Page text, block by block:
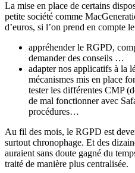
La mise en place de certains
petite société comme
d’euros, si l’on prend en compte
appréhender le RGPD,
demander des conseils …
adapter nos applicatifs à la
mécanismes mis en place
tester les différentes CMP
de mal fonctionner avec
procédures…
Au fil des mois, le RGPD est
surtout chronophage. Et des
auraient sans doute gagné du
traité de manière plus centralisée.